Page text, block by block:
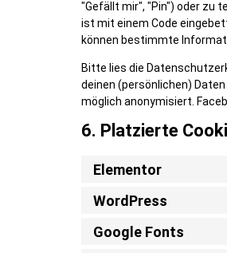
"Gefällt mir", "Pin") oder zu
ist mit einem Code
können bestimmte
Bitte lies die
deinen (persönlichen)
möglich anonymisiert.
6. Platzierte
Elementor
WordPress
Google Fonts